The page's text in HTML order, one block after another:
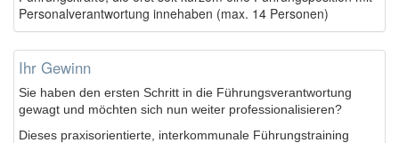
Personalverantwortung innehaben (max. 14 Personen)
Ihr Gewinn
Sie haben den ersten Schritt in die Führungsverantwortung
gewagt und möchten sich nun weiter professionalisieren?
Dieses praxisorientierte, interkommunale Führungstraining